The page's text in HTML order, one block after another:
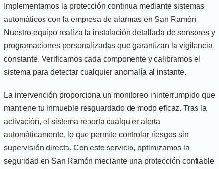
Implementamos la protección continua mediante sistemas
automáticos con la empresa de alarmas en San Ramón.
Nuestro equipo realiza la instalación detallada de sensores y
programaciones personalizadas que garantizan la vigilancia
constante. Verificamos cada componente y calibramos el
sistema para detectar cualquier anomalía al instante.
La intervención proporciona un monitoreo ininterrumpido que
mantiene tu inmueble resguardado de modo eficaz. Tras la
activación, el sistema reporta cualquier alerta
automáticamente, lo que permite controlar riesgos sin
supervisión directa. Con este servicio, optimizamos la
seguridad en San Ramón mediante una protección confiable